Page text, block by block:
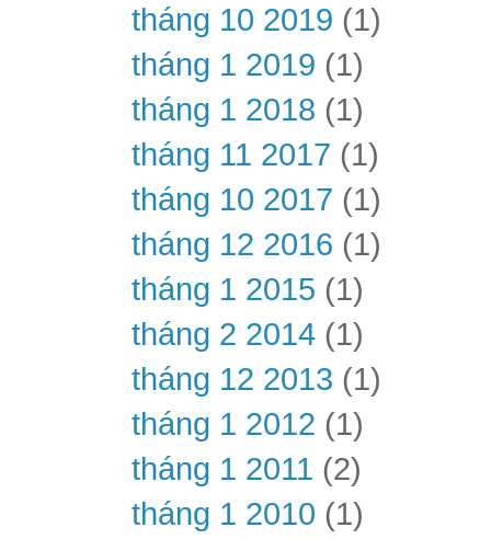
tháng 10 2019 (1)
tháng 1 2019 (1)
tháng 1 2018 (1)
tháng 11 2017 (1)
tháng 10 2017 (1)
tháng 12 2016 (1)
tháng 1 2015 (1)
tháng 2 2014 (1)
tháng 12 2013 (1)
tháng 1 2012 (1)
tháng 1 2011 (2)
tháng 1 2010 (1)